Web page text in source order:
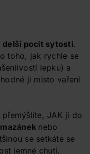
delší pocit sytosti.
toho, jak rychle se
lepku) a
ji místo vaření
JAK ji do
nebo
se setkáte se
jemné chuti,